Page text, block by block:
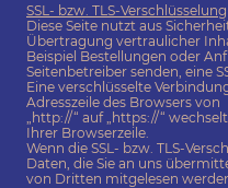
SSL- bzw. TLS-Verschlüsselung
Diese Seite nutzt aus
Übertragung vertraulicher
Beispiel Bestellungen oder
Seitenbetreiber senden, eine
Eine verschlüsselte
Adresszeile des Browsers von
„http://“ auf „https://“
Ihrer Browserzeile.
Wenn die SSL- bzw. TLS-
Daten, die Sie an uns
von Dritten mitgelesen